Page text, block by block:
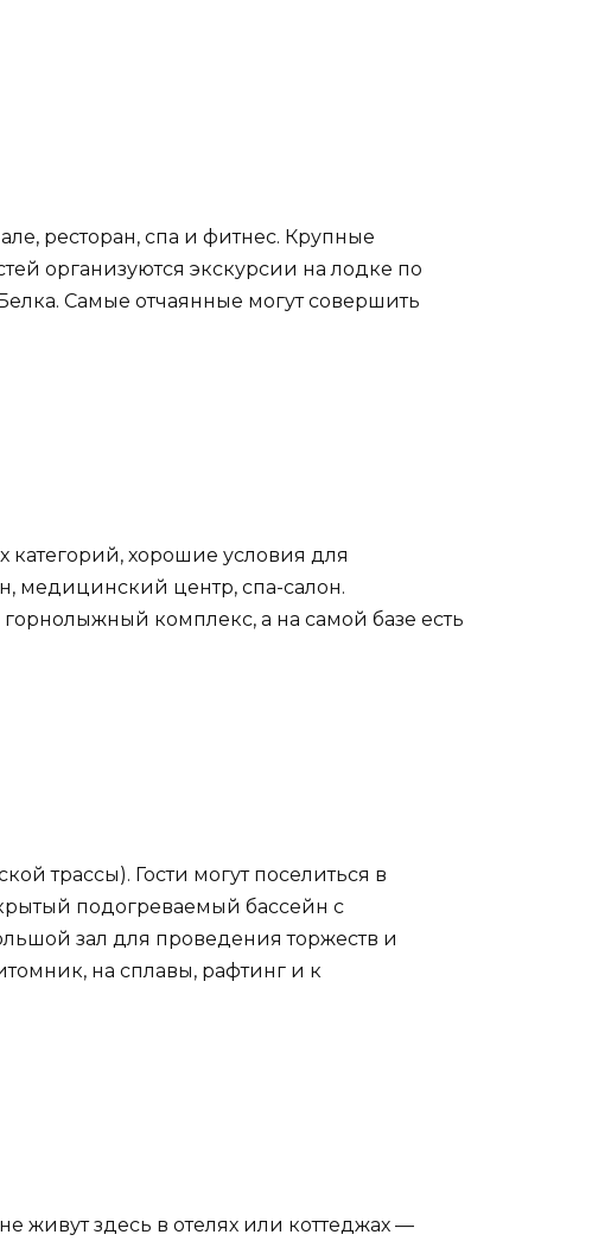
ресторан, спа и фитнес. Крупные
организуются экскурсии на лодке по
Самые отчаянные могут совершить
хорошие условия для
медицинский центр, спа-салон.
комплекс, а на самой базе есть
трассы). Гости могут поселиться в
подогреваемый бассейн с
зал для проведения торжеств и
на сплавы, рафтинг и к
живут здесь в отелях или коттеджах —